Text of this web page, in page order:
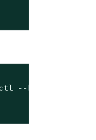
--kubeconfig